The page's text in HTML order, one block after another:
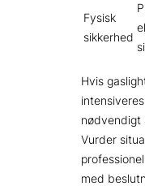
Fysisk
sikkerhed
Hvis
nødvendigt
Vurder
med